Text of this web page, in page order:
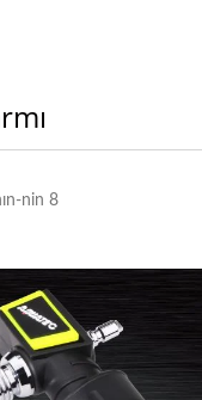
nin 8